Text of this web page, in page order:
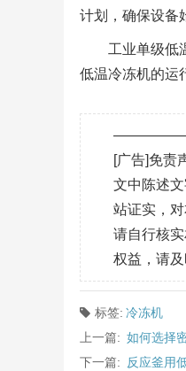
计划，确保设备
工业单级低
低温冷冻机的运
[广告]免责
文中陈述
站证实，
请自行核
权益，请
标签: 冷冻机
上一篇: 如何选择
下一篇: 反应釜用